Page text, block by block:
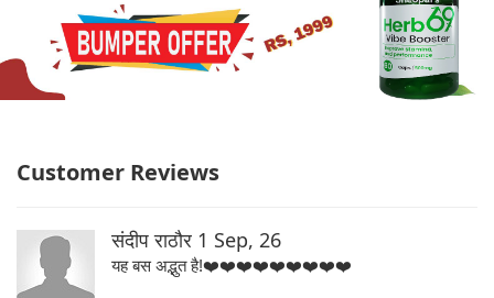
Customer Reviews
संदीप राठौर 1 Sep, 26
यह बस अद्भुत है!❤️❤️❤️❤️❤️❤️❤️❤️❤️